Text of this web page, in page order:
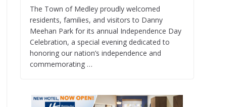
The Town of Medley proudly welcomed
residents, families, and visitors to Danny
Meehan Park for its annual Independence Day
Celebration, a special evening dedicated to
honoring our nation’s independence and
commemorating …